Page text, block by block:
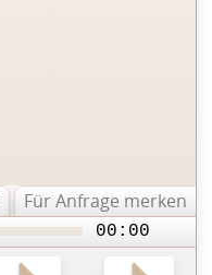
Für Anfrage merken
00:00